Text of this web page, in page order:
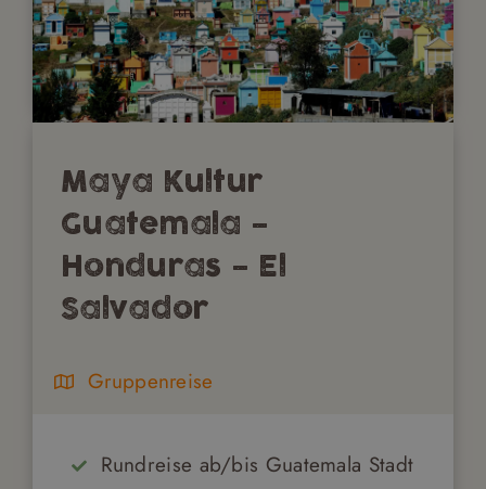
Maya Kultur
Guatemala –
Honduras – El
Salvador
Gruppenreise
Rundreise ab/bis Guatemala Stadt